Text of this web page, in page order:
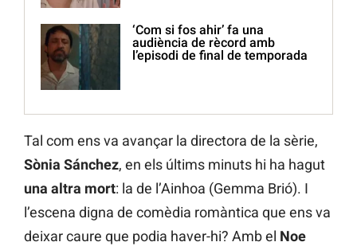
‘Com si fos ahir’ fa una
audiència de rècord amb
l’episodi de final de temporada
Tal com ens va avançar la directora de la sèrie,
Sònia Sánchez, en els últims minuts hi ha hagut
una altra mort: la de l’Ainhoa (Gemma Brió). I
l’escena digna de comèdia romàntica que ens va
deixar caure que podia haver-hi? Amb el Noe